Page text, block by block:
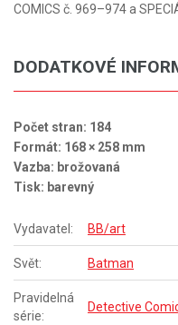
COMICS č. 969–974 a
DODATKOVÉ
Počet stran: 184
Formát: 168 × 258 mm
Vazba: brožovaná
Tisk: barevný
Vydavatel: BB/art
Svět: Batman
Pravidelná
série:
Detective